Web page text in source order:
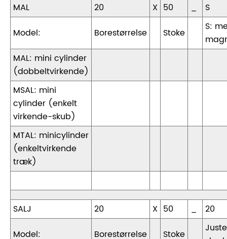
MAL 20 X 50 _
S
Model:
Borestørrelse Stoke
S:
MAL: mini cylinder
(dobbeltvirkende)
MSAL: mini
cylinder (enkelt
virkende-skub)
MTAL: minicylinder
(enkeltvirkende
træk)
SALJ 20 X 50 _
20
Model:
Borestørrelse Stoke